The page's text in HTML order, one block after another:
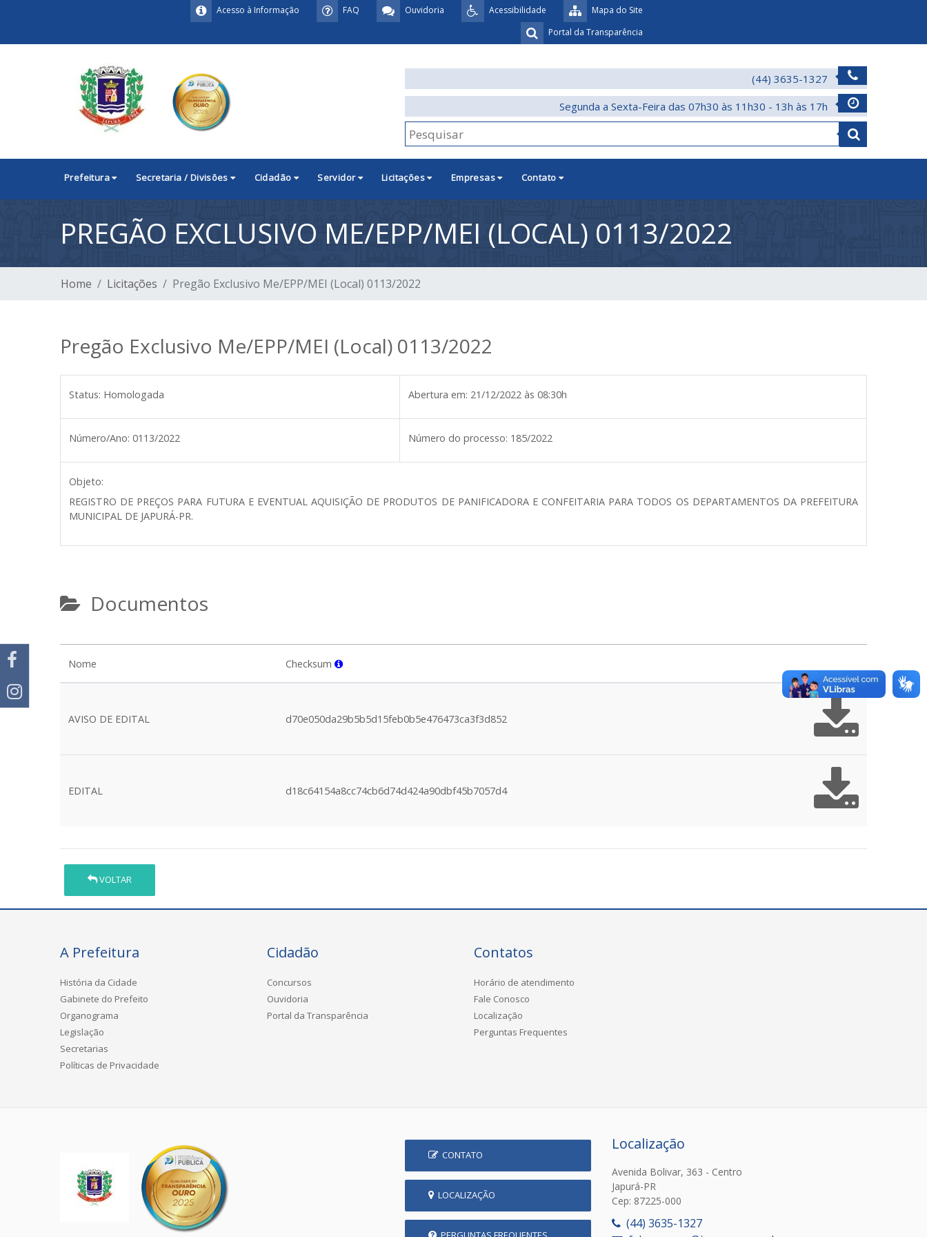
Mapa do Site
Acessibilidade
Ouvidoria
FAQ
Acesso à Informação
Portal da Transparência
(44) 3635-1327
Segunda a Sexta-Feira das 07h30 às 11h30 - 13h às 17h
Prefeitura Secretaria / Divisões Cidadão Servidor Licitações Empresas Contato
PREGÃO EXCLUSIVO ME/EPP/MEI (LOCAL) 0113/2022
Home Licitações Pregão Exclusivo Me/EPP/MEI (Local) 0113/2022
Pregão Exclusivo Me/EPP/MEI (Local) 0113/2022
Status: Homologada Abertura em: 21/12/2022 às 08:30h
Número/Ano: 0113/2022 Número do processo: 185/2022
Objeto:
REGISTRO DE PREÇOS PARA FUTURA E EVENTUAL AQUISIÇÃO DE PRODUTOS DE PANIFICADORA E CONFEITARIA PARA TODOS OS DEPARTAMENTOS DA PREFEITURA
MUNICIPAL DE JAPURÁ-PR.
Documentos
Nome Checksum
AVISO DE EDITAL d70e050da29b5b5d15feb0b5e476473ca3f3d852
EDITAL d18c64154a8cc74cb6d74d424a90dbf45b7057d4
VOLTAR
A Prefeitura
História da Cidade
Gabinete do Prefeito
Organograma
Legislação
Secretarias
Políticas de Privacidade
Cidadão
Concursos
Ouvidoria
Portal da Transparência
Contatos
Horário de atendimento
Fale Conosco
Localização
Perguntas Frequentes
CONTATO
LOCALIZAÇÃO
Localização
Avenida Bolivar, 363 - Centro
Japurá-PR
Cep: 87225-000
(44) 3635-1327